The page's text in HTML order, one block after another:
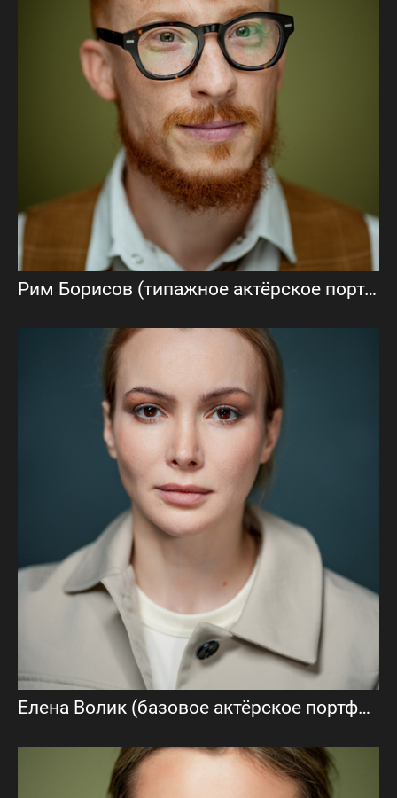
Рим Борисов (типажное актёрское портфолио)
Елена Волик (базовое актёрское портфолио)